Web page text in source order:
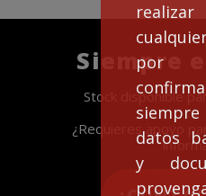
realizar
por
confirma
datos
y
Siempre
Stock disponible
¿Requieres apoyo